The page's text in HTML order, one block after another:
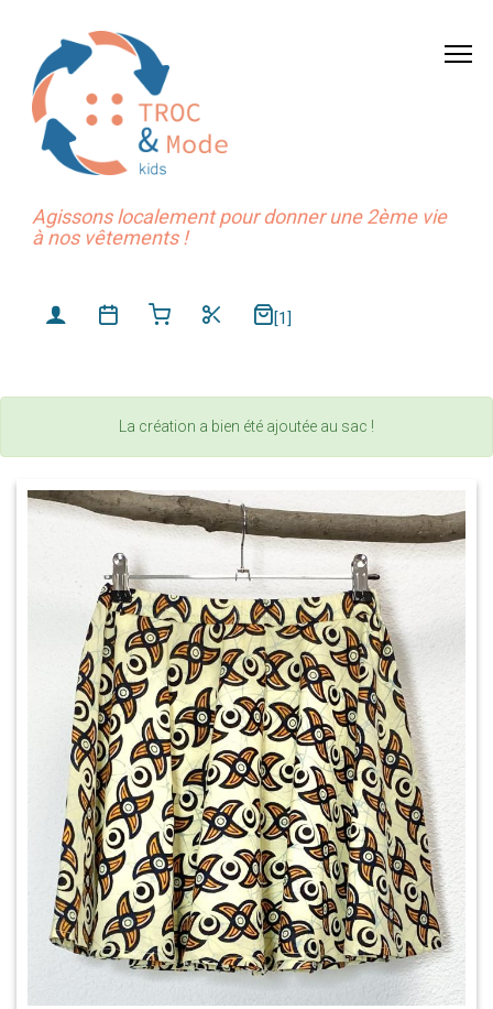
Agissons localement pour donner une 2ème vie
à nos vêtements !
[1]
La création a bien été ajoutée au sac !